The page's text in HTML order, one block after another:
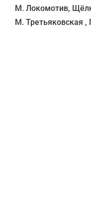
М. Локомотив,